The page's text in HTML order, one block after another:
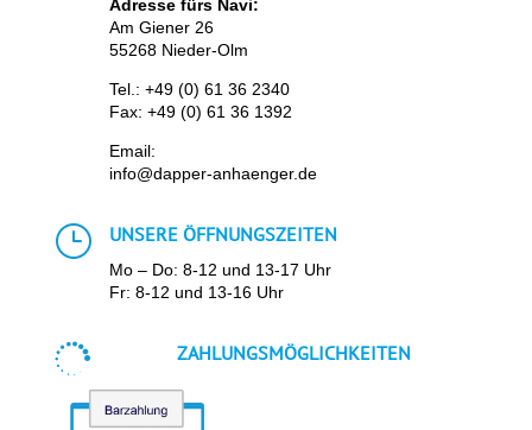
Adresse fürs Navi:
Am Giener 26
55268 Nieder-Olm
Tel.: +49 (0) 61 36 2340
Fax: +49 (0) 61 36 1392
Email:
info@dapper-anhaenger.de
} UNSERE ÖFFNUNGSZEITEN
Mo – Do: 8-12 und 13-17 Uhr
Fr: 8-12 und 13-16 Uhr
 ZAHLUNGSMÖGLICHKEITEN